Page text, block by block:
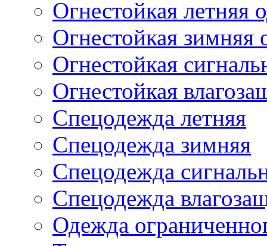
Огнестойкая летняя
Огнестойкая зимняя
Огнестойкая
Огнестойкая
Спецодежда летняя
Спецодежда зимняя
Спецодежда
Спецодежда
Одежда